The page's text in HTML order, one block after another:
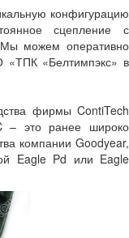
конфигурацию
сцепление с
Мы можем оперативно
«ТПК «Белтимпэкс» в
фирмы ContiTech
– это ранее широко
компании Goodyear,
Eagle Pd или Eagle